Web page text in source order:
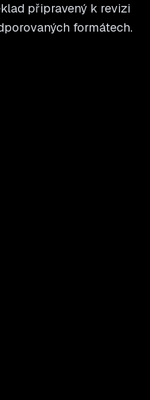
připravený k revizi
formátech.